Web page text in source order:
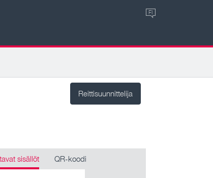
FI
Reittisuunnittelija
sisällöt QR-koodi